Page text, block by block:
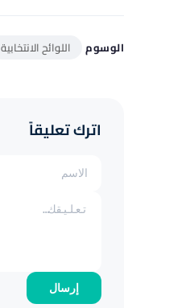
الوسوم اللوائح الانتخابية
اترك تعليقاً
إرسال